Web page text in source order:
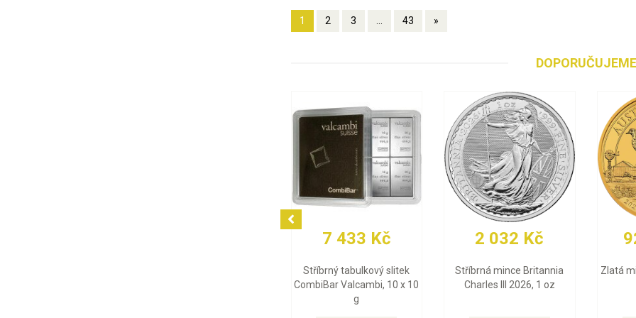
1 2 3 ... 43 »
DOPORUČUJEME
91 793 Kč
Zlatá mince Britannia
Charles III 2026, 1 oz
29 951 Kč
Zlatý slitek Valcambi 10 g